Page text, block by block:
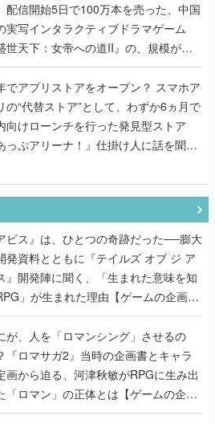
配信開始5日で100万本を売った、中国
実写インタラクティブドラマゲーム
世天下：女帝への道II』の、規模が違
だわりをプロデューサーに聞いた
アプリストアをオープン？ スマホア
の“代替ストア”として、わずか6ヵ月で
向けローンチを行った発見型ストア
っぷアリーナ！』仕掛け人に話を聞い
ビス』は、ひとつの奇跡だった──膨大
発資料とともに『テイルズ オブ ジ ア
』開発陣に聞く、「生まれた意味を知
」が生まれた理由【ゲームの企画
が、人を「ロマンシング」させるの
『ロマサガ2』当時の企画書とキャラ
画から迫る、河津秋敏がRPGに生み出
「ロマン」の正体とは【ゲームの企画